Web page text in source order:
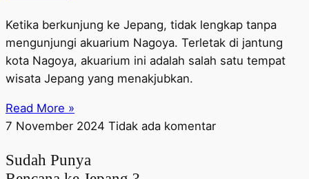
Ketika berkunjung ke Jepang, tidak lengkap tanpa
mengunjungi akuarium Nagoya. Terletak di jantung
kota Nagoya, akuarium ini adalah salah satu tempat
wisata Jepang yang menakjubkan.
Read More »
7 November 2024 Tidak ada komentar
Sudah Punya